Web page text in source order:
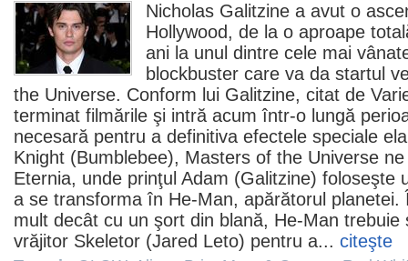
Nicholas Galitzine a avut o
Hollywood, de la o aproape
ani la unul dintre cele mai
blockbuster care va da startul
the Universe. Conform lui Galitzine, citat de
terminat filmările şi intră acum într-o lungă
necesară pentru a definitiva efectele speciale
Knight (Bumblebee), Masters of the Universe
Eternia, unde prinţul Adam (Galitzine) foloseşte
a se transforma în He-Man, apărătorul
mult decât cu un şort din blană, He-Man trebuie
vrăjitor Skeletor (Jared Leto) pentru a... citeşte